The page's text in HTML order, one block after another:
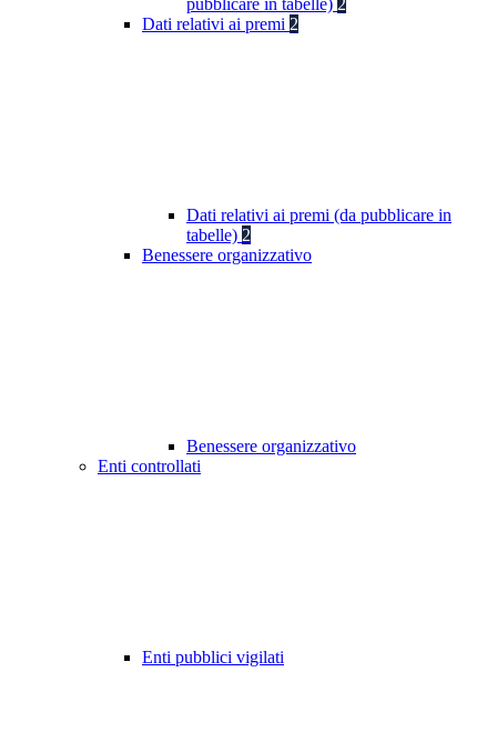
pubblicare in tabelle) 2
Dati relativi ai premi 2
Dati relativi ai premi (da pubblicare in
tabelle) 2
Benessere organizzativo
Benessere organizzativo
Enti controllati
Enti pubblici vigilati